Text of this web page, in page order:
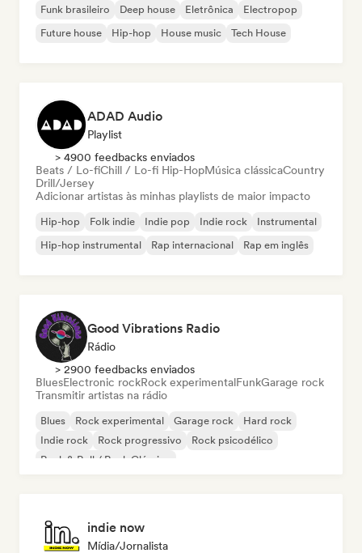
Funk brasileiro Deep house Eletrônica
Electropop
Future house
Hip-hop House music Tech House
ADAD Audio
Playlist
> 4900 feedbacks enviados
Beats / Lo-fiChill / Lo-fi Hip-HopMúsica clássicaCountry
Drill/Jersey
Adicionar artistas às minhas playlists de maior impacto
Hip-hop Folk indie Indie pop Indie rock
Instrumental
Hip-hop instrumental
Rap internacional Rap em inglês
Good Vibrations Radio
Rádio
> 2900 feedbacks enviados
BluesElectronic rockRock experimentalFunkGarage rock
Transmitir artistas na rádio
Blues Rock experimental Garage rock
Hard rock
Indie rock
Rock progressivo
Rock psicodélico
Rock & Roll / Rock Clássico
indie now
Mídia/Jornalista